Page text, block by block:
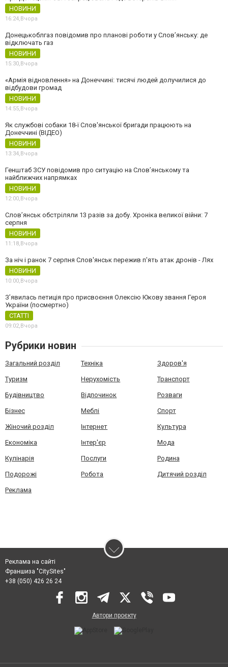
НОВИНИ
16:24,Вчора
Донецькоблгаз повідомив про планові роботи у Слов’янську: де
відключать газ
НОВИНИ
15:30,Вчора
«Армія відновлення» на Донеччині: тисячі людей долучилися до
відбудови громад
НОВИНИ
14:55,Вчора
Як службові собаки 18-ї Слов'янської бригади працюють на
Донеччині (ВІДЕО)
НОВИНИ
13:34,Вчора
Генштаб ЗСУ повідомив про ситуацію на Слов’янському та
найближчих напрямках
НОВИНИ
12:00,Вчора
Слов’янськ обстріляли 13 разів за добу. Хроніка великої війни: 7
серпня
НОВИНИ
11:18,Вчора
За ніч і ранок 7 серпня Слов'янськ пережив п'ять атак дронів - Лях
НОВИНИ
10:00,Вчора
З’явилась петиція про присвоєння Олексію Юкову звання Героя
України (посмертно)
СТАТТІ
09:02,Вчора
Рубрики новин
Загальний розділ Техніка Здоров'я
Туризм Нерухомість Транспорт
Будівництво Відпочинок Розваги
Бізнес Меблі Спорт
Жіночий розділ Інтернет Культура
Економіка Інтер'єр Мода
Кулінарія Послуги Родина
Подорожі Робота Дитячий розділ
Реклама
Реклама на сайті
Франшиза "CitySites"
+38 (050) 426 26 24
Автори проєкту